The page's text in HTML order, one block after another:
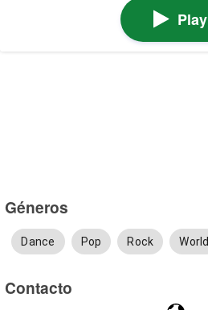
Play
Géneros
Dance Pop Rock World
Contacto